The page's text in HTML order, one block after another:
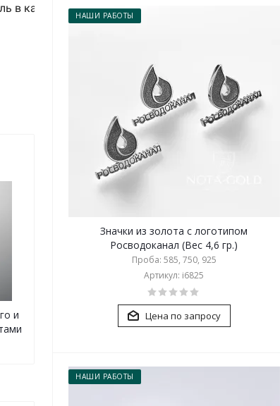
НАШИ РАБОТЫ
Значки из золота с логотипом
Росводоканал (Вес 4,6 гр.)
Проба: 585, 750, 925
Артикул: i6825
Цена по запросу
НАШИ РАБОТЫ
и